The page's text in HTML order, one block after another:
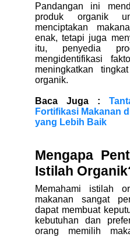
Pandangan ini
produk organik
menciptakan
enak, tetapi juga
itu, penyedia
mengidentifikasi
meningkatkan
organik.
Baca Juga :
Fortifikasi Makanan
yang Lebih Baik
Mengapa
Istilah
Memahami istilah
makanan sangat
dapat membuat
kebutuhan dan
orang memilih